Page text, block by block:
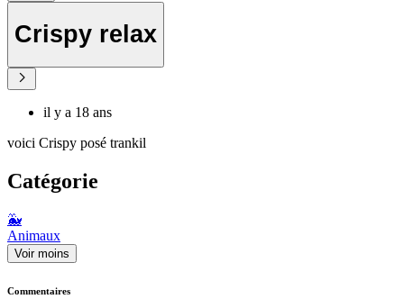
Crispy relax
il y a 18 ans
voici Crispy posé trankil
Catégorie
🐳
Animaux
Voir moins
Commentaires